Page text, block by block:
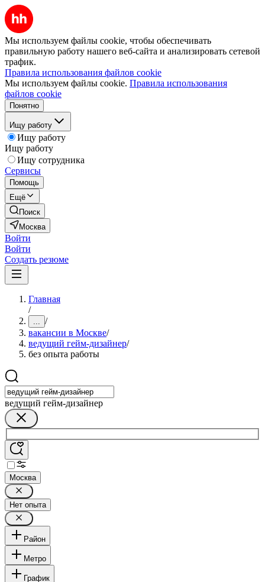
Мы используем файлы cookie, чтобы обеспечивать
правильную работу нашего веб-сайта и анализировать сетевой
трафик.
Правила использования файлов cookie
Мы используем файлы cookie. Правила использования
файлов cookie
Понятно
Ищу работу
Ищу работу
Ищу работу
Ищу сотрудника
Сервисы
Помощь
Ещё
Поиск
Москва
Войти
Войти
Создать резюме
Главная
/
... /
вакансии в Москве/
ведущий гейм-дизайнер/
без опыта работы
ведущий гейм-дизайнер
Москва
Нет опыта
Район
Метро
График